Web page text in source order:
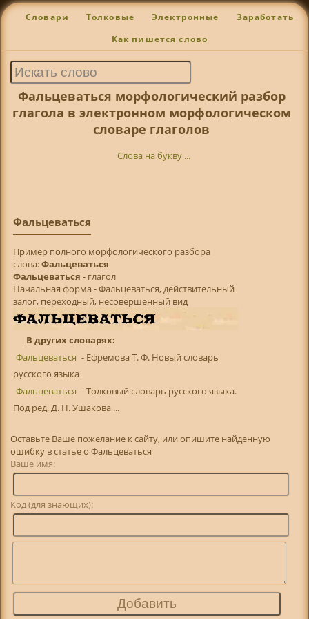
Словари Толковые Электронные Заработать
Как пишется слово
Фальцеваться морфологический разбор
глагола в электронном морфологическом
словаре глаголов
Слова на букву ...
Фальцеваться
Пример полного морфологического разбора
слова:Фальцеваться
Фальцеваться - глагол
Начальная форма - Фальцеваться, действительный
залог, переходный, несовершенный вид
В других словарях:
Фальцеваться - Ефремова Т. Ф. Новый словарь
русского языка
Фальцеваться - Толковый словарь русского языка.
Под ред. Д. Н. Ушакова ...
Оставьте Ваше пожелание к сайту, или опишите найденную
ошибку в статье о Фальцеваться
Ваше имя:
Код (для знающих):